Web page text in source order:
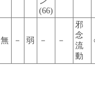
(66)
無 － 弱 － －
邪
念
流
動